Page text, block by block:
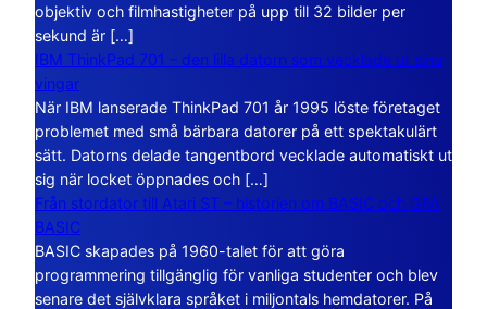
objektiv och filmhastigheter på upp till 32 bilder per
sekund är […]
IBM ThinkPad 701 – den lilla datorn som vecklade ut sina
vingar
När IBM lanserade ThinkPad 701 år 1995 löste företaget
problemet med små bärbara datorer på ett spektakulärt
sätt. Datorns delade tangentbord vecklade automatiskt ut
sig när locket öppnades och […]
Från stordator till Atari ST – historien om BASIC och GFA
BASIC
BASIC skapades på 1960-talet för att göra
programmering tillgänglig för vanliga studenter och blev
senare det självklara språket i miljontals hemdatorer. På